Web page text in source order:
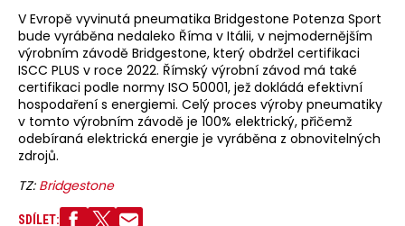
V Evropě vyvinutá pneumatika Bridgestone Potenza Sport
bude vyráběna nedaleko Říma v Itálii, v nejmodernějším
výrobním závodě Bridgestone, který obdržel certifikaci
ISCC PLUS v roce 2022. Římský výrobní závod má také
certifikaci podle normy ISO 50001, jež dokládá efektivní
hospodaření s energiemi. Celý proces výroby pneumatiky
v tomto výrobním závodě je 100% elektrický, přičemž
odebíraná elektrická energie je vyráběna z obnovitelných
zdrojů.
TZ: Bridgestone
SDÍLET: